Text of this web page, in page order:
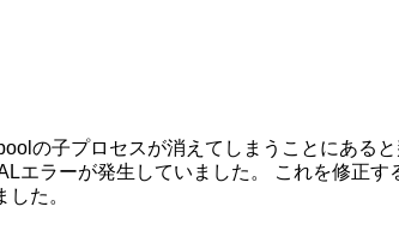
の子プロセスが消えてしまうことにある
エラーが発生していました。 これを修正す
た。